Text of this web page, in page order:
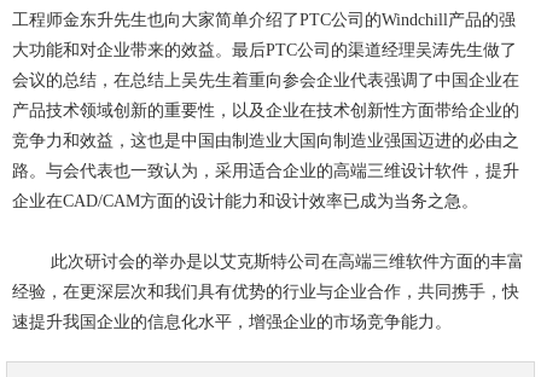
工程师金东升先生也向大家简单介绍了PTC公司的Windchill产品的强
大功能和对企业带来的效益。最后PTC公司的渠道经理吴涛先生做了
会议的总结，在总结上吴先生着重向参会企业代表强调了中国企业在
产品技术领域创新的重要性，以及企业在技术创新性方面带给企业的
竞争力和效益，这也是中国由制造业大国向制造业强国迈进的必由之
路。与会代表也一致认为，采用适合企业的高端三维设计软件，提升
企业在CAD/CAM方面的设计能力和设计效率已成为当务之急。
此次研讨会的举办是以艾克斯特公司在高端三维软件方面的丰富
经验，在更深层次和我们具有优势的行业与企业合作，共同携手，快
速提升我国企业的信息化水平，增强企业的市场竞争能力。